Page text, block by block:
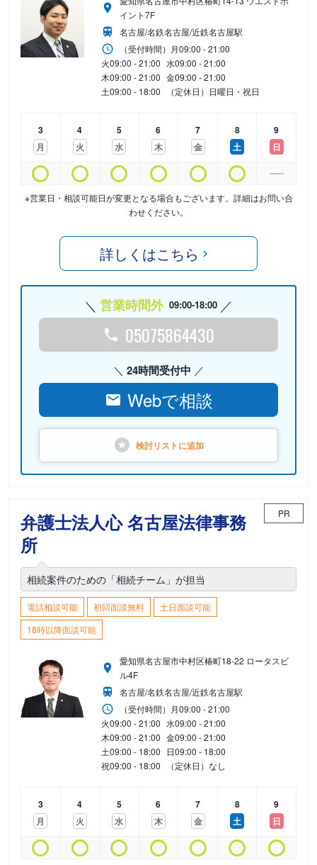
イント7F
名古屋/名鉄名古屋/近鉄名古屋駅
（受付時間） 月09:00 - 21:00
火09:00 - 21:00 水09:00 - 21:00
木09:00 - 21:00 金09:00 - 21:00
土09:00 - 18:00 （定休日）日曜日・祝日
3
月
4
火
5
水
6
木
7
金
8
土
9
日
※営業日・相談可能日が変更となる場合もございます。詳細はお問い合
わせください。
詳しくはこちら
営業時間外 09:00-18:00
05075864430
24時間受付中
Webで相談
検討リストに追加
弁護士法人心 名古屋法律事務
所
PR
相続案件のための「相続チーム」が担当
電話相談可能 初回面談無料
土日面談可能
18時以降面談可能
愛知県名古屋市中村区椿町18-22 ロータスビ
ル4F
名古屋/名鉄名古屋/近鉄名古屋駅
（受付時間） 月09:00 - 21:00
火09:00 - 21:00 水09:00 - 21:00
木09:00 - 21:00 金09:00 - 21:00
土09:00 - 18:00 日09:00 - 18:00
祝09:00 - 18:00 （定休日）なし
3
月
4
火
5
水
6
木
7
金
8
土
9
日